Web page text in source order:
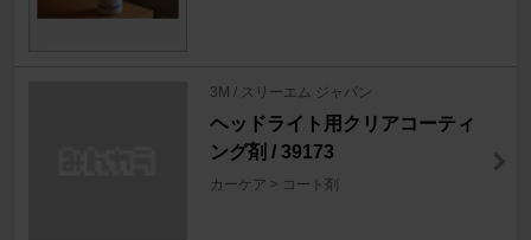
3M / スリーエム ジャパン
ヘッドライト用クリアコーティ
ング剤 / 39173
カーケア > コート剤